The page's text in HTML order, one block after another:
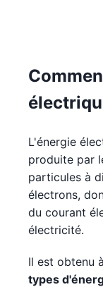
L'énergie
produite par
particules à
électrons,
du courant
électricité.
Il est obtenu
types